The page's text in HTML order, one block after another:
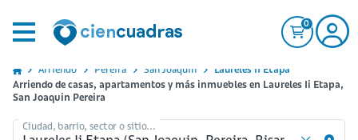
0
Arriendo Pereira San Joaquin
Laureles Ii Etapa
Arriendo de casas, apartamentos y más inmuebles en Laureles Ii Etapa,
San Joaquin Pereira
Ciudad, barrio, sector o sitio...